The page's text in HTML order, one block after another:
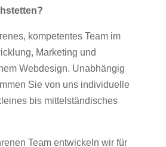
kompetentes Team im
Marketing und
Webdesign. Unabhängig
Sie von uns individuelle
bis mittelständisches
Team entwickeln wir für